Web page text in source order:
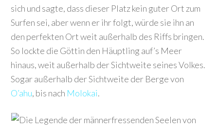
sich und sagte, dass dieser Platz kein guter Ort zum
Surfen sei, aber wenn er ihr folgt, würde sie ihn an
den perfekten Ort weit außerhalb des Riffs bringen.
So lockte die Göttin den Häuptling auf’s Meer
hinaus, weit außerhalb der Sichtweite seines Volkes.
Sogar außerhalb der Sichtweite der Berge von
O’ahu, bis nach Molokai.